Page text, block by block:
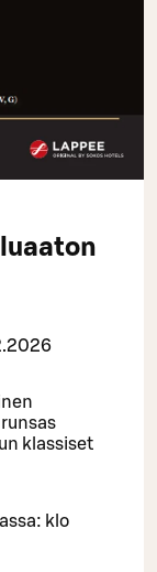
klassiset
klo